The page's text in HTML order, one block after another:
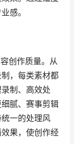
感。
创作质量。从
，每类素材都
制、高效处
腻、赛事剪辑
一的处理风
果，使创作经